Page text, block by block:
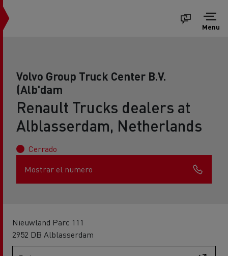
Menu
Volvo Group Truck Center B.V.
(Alb'dam
Renault Trucks dealers at
Alblasserdam, Netherlands
Cerrado
Mostrar el numero
Nieuwland Parc 111
2952 DB Alblasserdam